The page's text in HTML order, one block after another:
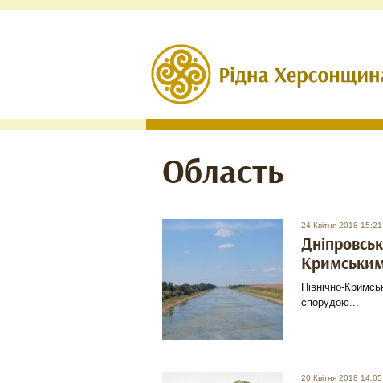
Область
24 Квітня 2018 15:21
Північно-
спорудою...
20 Квітня 2018 14:05